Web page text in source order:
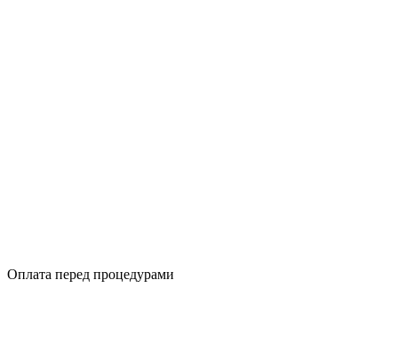
Оплата перед процедурами